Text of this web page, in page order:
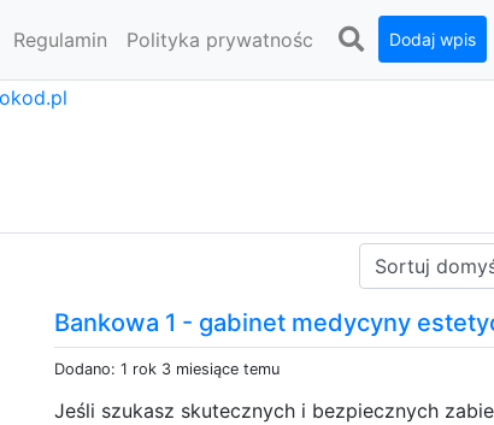
Regulamin Polityka prywatnośc Dodaj wpis
Sortuj:
Bankowa 1 - gabinet medycyny
Dodano: 1 rok 3 miesiące temu
Jeśli szukasz skutecznych i bezpiecznych